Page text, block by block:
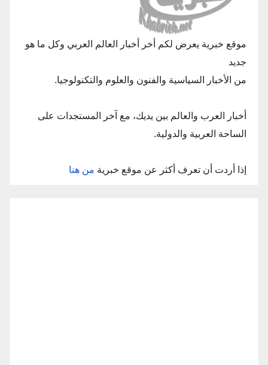
موقع خبرية يعرض لكم أخر أخبار العالم العربي وكل ما هو
جديد
من الأخبار السياسية والفنون والعلوم والتكنولوجيا.
أخبار العرب والعالم بين يديك، مع آخر المستجدات على
الساحة العربية والدولية.
إذا أردت أن تعرف أكثر عن موقع خبرية من هنا